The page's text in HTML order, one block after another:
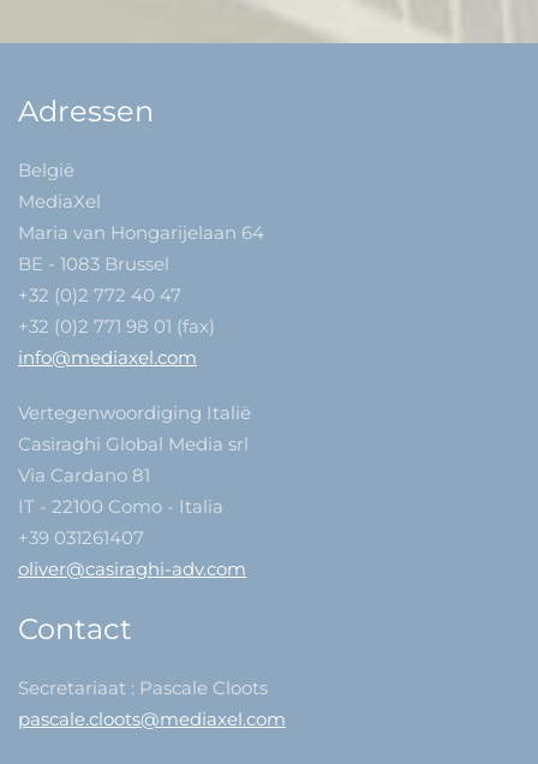
Adressen
België
MediaXel
Maria van Hongarijelaan 64
BE - 1083 Brussel
+32 (0)2 772 40 47
+32 (0)2 771 98 01 (fax)
info@mediaxel.com
Vertegenwoordiging Italië
Casiraghi Global Media srl
Via Cardano 81
IT - 22100 Como - Italia
+39 031261407
oliver@casiraghi-adv.com
Contact
Secretariaat : Pascale Cloots
pascale.cloots@mediaxel.com